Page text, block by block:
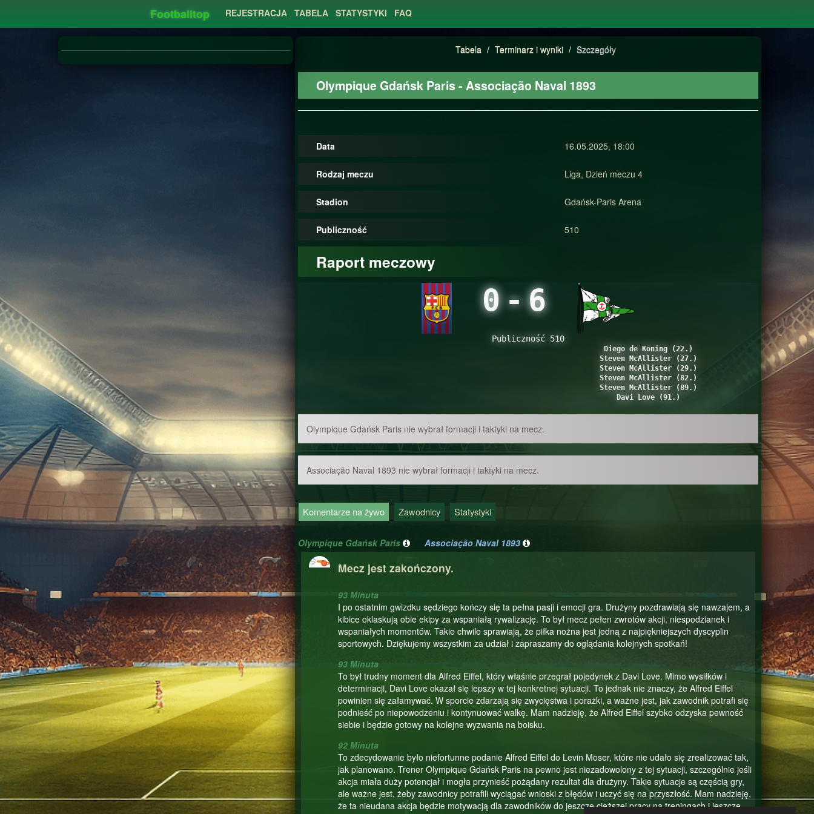
Footballtop REJESTRACJA TABELA STATYSTYKI FAQ
Tabela / Terminarz i wyniki / Szczegóły
Olympique Gdańsk Paris - Associação Naval 1893
Data 16.05.2025, 18:00
Rodzaj meczu Liga, Dzień meczu 4
Stadion Gdańsk-Paris Arena
Publiczność 510
Raport meczowy
0-6
Publiczność 510
Diego de Koning (22.)
Steven McAllister (27.)
Steven McAllister (29.)
Steven McAllister (82.)
Steven McAllister (89.)
Davi Love (91.)
Olympique Gdańsk Paris nie wybrał formacji i taktyki na mecz.
Associação Naval 1893 nie wybrał formacji i taktyki na mecz.
Komentarze na żywo Zawodnicy Statystyki
Olympique Gdańsk Paris Associação Naval 1893
Mecz jest zakończony.
93 Minuta
I po ostatnim gwizdku sędziego kończy się ta pełna pasji i emocji gra. Drużyny pozdrawiają się nawzajem, a
kibice oklaskują obie ekipy za wspaniałą rywalizację. To był mecz pełen zwrotów akcji, niespodzianek i
wspaniałych momentów. Takie chwile sprawiają, że piłka nożna jest jedną z najpiękniejszych dyscyplin
sportowych. Dziękujemy wszystkim za udział i zapraszamy do oglądania kolejnych spotkań!
93 Minuta
To był trudny moment dla Alfred Eiffel, który właśnie przegrał pojedynek z Davi Love. Mimo wysiłków i
determinacji, Davi Love okazał się lepszy w tej konkretnej sytuacji. To jednak nie znaczy, że Alfred Eiffel
powinien się załamywać. W sporcie zdarzają się zwycięstwa i porażki, a ważne jest, jak zawodnik potrafi się
podnieść po niepowodzeniu i kontynuować walkę. Mam nadzieję, że Alfred Eiffel szybko odzyska pewność
siebie i będzie gotowy na kolejne wyzwania na boisku.
92 Minuta
To zdecydowanie było niefortunne podanie Alfred Eiffel do Levin Moser, które nie udało się zrealizować tak,
jak planowano. Trener Olympique Gdańsk Paris na pewno jest niezadowolony z tej sytuacji, szczególnie jeśli
akcja miała duży potencjał i mogła przynieść pożądany rezultat dla drużyny. Takie sytuacje są częścią gry,
ale ważne jest, żeby zawodnicy potrafili wyciągać wnioski z błędów i uczyć się na przyszłość. Mam nadzieję,
że ta nieudana akcja będzie motywacją dla zawodników do jeszcze cięższej pracy na treningach i jeszcze